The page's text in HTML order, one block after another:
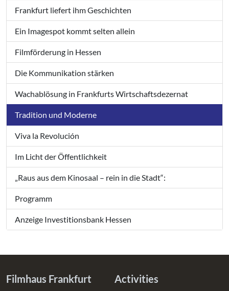
Frankfurt liefert ihm Geschichten
Ein Imagespot kommt selten allein
Filmförderung in Hessen
Die Kommunikation stärken
Wachablösung in Frankfurts Wirtschaftsdezernat
Tradition und Moderne
Viva la Revolución
Im Licht der Öffentlichkeit
„Raus aus dem Kinosaal – rein in die Stadt“:
Programm
Anzeige Investitionsbank Hessen
Filmhaus Frankfurt Activities